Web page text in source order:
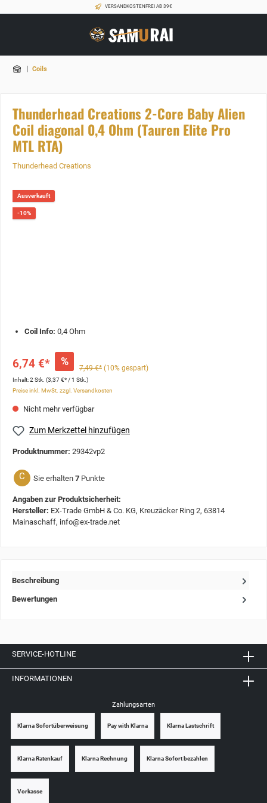
VERSANDKOSTENFREI AB 39€
| Coils
Thunderhead Creations 2-Core Baby Alien
Coil diagonal 0,4 Ohm (Tauren Elite Pro
MTL RTA)
Thunderhead Creations
Ausverkauft
-10%
Coil Info: 0,4 Ohm
6,74 €* %
7,49 €* (10% gespart)
Inhalt:2 Stk. (3,37 €* / 1 Stk.)
Preise inkl. MwSt. zzgl. Versandkosten
Nicht mehr verfügbar
Zum Merkzettel hinzufügen
Produktnummer: 29342vp2
C Sie erhalten 7 Punkte
Angaben zur Produktsicherheit:
Hersteller: EX-Trade GmbH & Co. KG, Kreuzäcker Ring 2, 63814
Mainaschaff, info@ex-trade.net
Beschreibung
Bewertungen
SERVICE-HOTLINE
INFORMATIONEN
Zahlungsarten
Klarna Sofortüberweisung Pay with Klarna Klarna Lastschrift
Klarna Ratenkauf Klarna Rechnung Klarna Sofort bezahlen
Vorkasse